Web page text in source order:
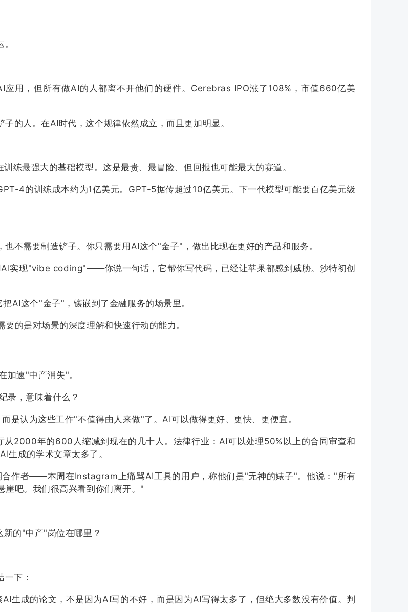
用，但所有做AI的人都离不开他们的硬件。Cerebras IPO涨了108%，市值660亿美
的人。在AI时代，这个规律依然成立，而且更加明显。
最强大的基础模型。这是最贵、最冒险、但回报也可能最大的赛道。
4的训练成本约为1亿美元。GPT-5据传超过10亿美元。下一代模型可能要百亿美元级
不需要制造铲子。你只需要用AI这个"金子"，做出比现在更好的产品和服务。
实现"vibe coding"——你说一句话，它帮你写代码，已经让苹果都感到威胁。沙特初创
这个"金子"，镶嵌到了金融服务的场景里。
的是对场景的深度理解和快速行动的能力。
加速"中产消失"。
录，意味着什么？
是认为这些工作"不值得由人来做"了。AI可以做得更好、更快、更便宜。
2000年的600人缩减到现在的几十人。法律行业：AI可以处理50%以上的合同审查和
生成的学术文章太多了。
者——本周在Instagram上痛骂AI工具的用户，称他们是"无神的婊子"。他说："所有
崖吧。我们很高兴看到你们离开。"
的"中产"岗位在哪里？
下：
生成的论文，不是因为AI写的不好，而是因为AI写得太多了，但绝大多数没有价值。判